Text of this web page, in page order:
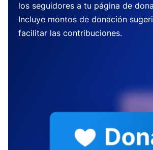
los seguidores a tu página de
Incluye montos de donación
facilitar las contribuciones.